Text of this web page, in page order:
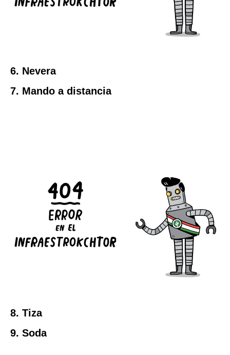
6. Nevera
7. Mando a distancia
8. Tiza
9. Soda